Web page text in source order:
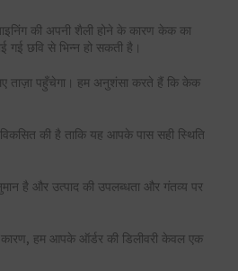
है और कूरियर उत्पादों के साथ डिलीवर नहीं